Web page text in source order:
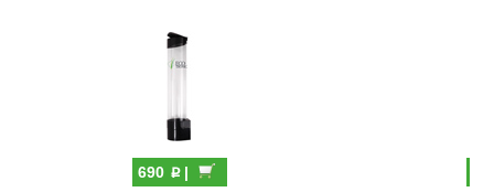
690 p|